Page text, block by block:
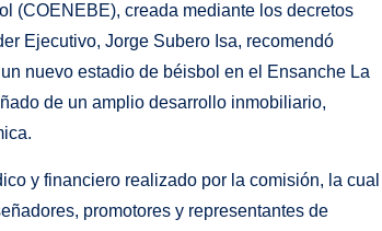
(COENEBE), creada mediante los decretos
Ejecutivo, Jorge Subero Isa, recomendó
nuevo estadio de béisbol en el Ensanche La
de un amplio desarrollo inmobiliario,
y financiero realizado por la comisión, la cual
promotores y representantes de